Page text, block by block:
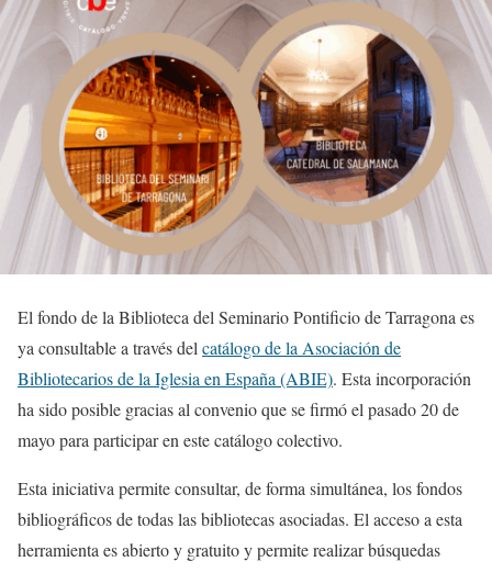
El fondo de la Biblioteca del Seminario Pontificio de Tarragona es
ya consultable a través del catálogo de la Asociación de
Bibliotecarios de la Iglesia en España (ABIE). Esta incorporación
ha sido posible gracias al convenio que se firmó el pasado 20 de
mayo para participar en este catálogo colectivo.
Esta iniciativa permite consultar, de forma simultánea, los fondos
bibliográficos de todas las bibliotecas asociadas. El acceso a esta
herramienta es abierto y gratuito y permite realizar búsquedas